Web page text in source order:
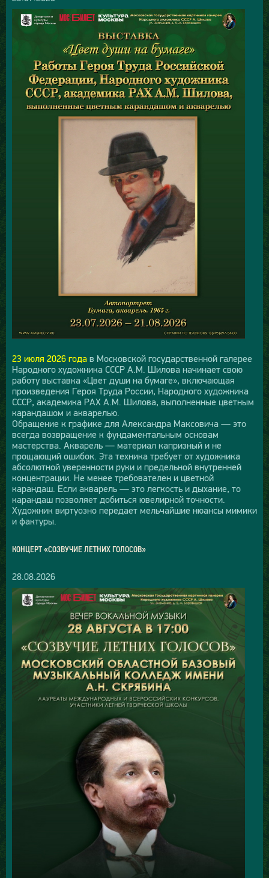
23 июля 2026 года в Московской государственной галерее
Народного художника СССР А.М. Шилова начинает свою
работу выставка «Цвет души на бумаге», включающая
произведения Героя Труда России, Народного художника
СССР, академика РАХ А.М. Шилова, выполненные цветным
карандашом и акварелью.
Обращение к графике для Александра Максовича — это
всегда возвращение к фундаментальным основам
мастерства. Акварель — материал капризный и не
прощающий ошибок. Эта техника требует от художника
абсолютной уверенности руки и предельной внутренней
концентрации. Не менее требователен и цветной
карандаш. Если акварель — это легкость и дыхание, то
карандаш позволяет добиться ювелирной точности.
Художник виртуозно передает мельчайшие нюансы мимики
и фактуры.
КОНЦЕРТ «СОЗВУЧИЕ ЛЕТНИХ ГОЛОСОВ»
28.08.2026